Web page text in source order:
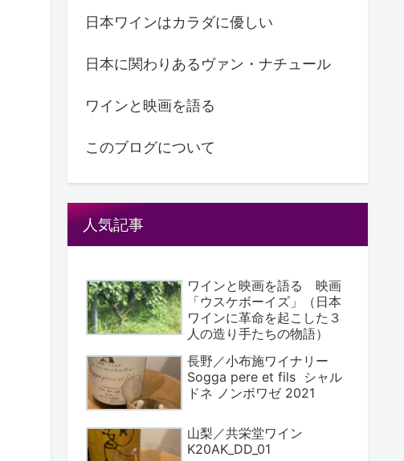
日本ワインはカラダに優しい
日本に関わりあるヴァン・ナチュール
ワインと映画を語る
このブログについて
人気記事
ワインと映画を語る 映画
「ウスケボーイズ」（日本
ワインに革命を起こした３
人の造り手たちの物語）
長野／小布施ワイナリー
Sogga pere et fils シャル
ドネ ノンボワゼ 2021
山梨／共栄堂ワイン
K20AK_DD_01